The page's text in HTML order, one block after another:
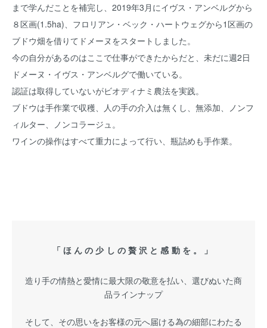
まで学んだことを補完し、2019年3月にイヴス・アンベルグから
８区画(1.5ha)、フロリアン・ベック・ハートウェグから1区画の
ブドウ畑を借りてドメーヌをスタートしました。
今の自分があるのはここで仕事ができたからだと、未だに週2日
ドメーヌ・イヴス・アンベルグで働いている。
認証は取得していないがビオディナミ農法を実践。
ブドウは手作業で収穫、人の手の介入は無くし、無添加、ノンフ
ィルター、ノンコラージュ。
ワインの操作はすべて重力によって行い、瓶詰めも手作業。
「ほんの少しの贅沢と感動を。」
造り手の情熱と愛情に最大限の敬意を払い、選びぬいた商
品ラインナップ
そして、その思いをお客様の元へ届ける為の細部にわたる